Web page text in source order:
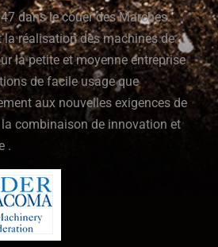
dans le couer des Marches.
la réalisation des machines de
la petite et moyenne entreprise
de facile usage que
aux nouvelles exigences de
la combinaison de innovation et
.